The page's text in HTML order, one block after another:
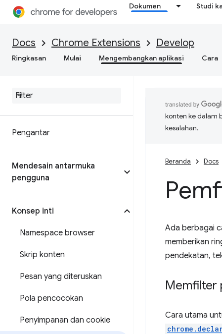
Dokumen Studi
Docs Chrome Extensions Develop
Ringkasan Mulai Mengembangkan aplikasi Cara
Pengantar
Mendesain antarmuka
pengguna
Konsep inti
Namespace browser
Skrip konten
Pesan yang diteruskan
Pola pencocokan
Penyimpanan dan cookie
konten ke dalam
kesalahan.
Beranda Docs
Ada berbagai
memberikan
pendekatan,
Memfilter
Cara utama